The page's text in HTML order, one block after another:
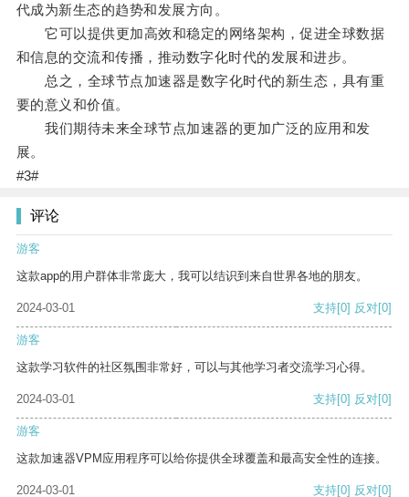
代成为新生态的趋势和发展方向。
它可以提供更加高效和稳定的网络架构，促进全球数据
和信息的交流和传播，推动数字化时代的发展和进步。
总之，全球节点加速器是数字化时代的新生态，具有重
要的意义和价值。
我们期待未来全球节点加速器的更加广泛的应用和发
展。
#3#
评论
游客
这款app的用户群体非常庞大，我可以结识到来自世界各地的朋友。
2024-03-01 支持[0] 反对[0]
游客
这款学习软件的社区氛围非常好，可以与其他学习者交流学习心得。
2024-03-01 支持[0] 反对[0]
游客
这款加速器VPM应用程序可以给你提供全球覆盖和最高安全性的连接。
2024-03-01 支持[0] 反对[0]